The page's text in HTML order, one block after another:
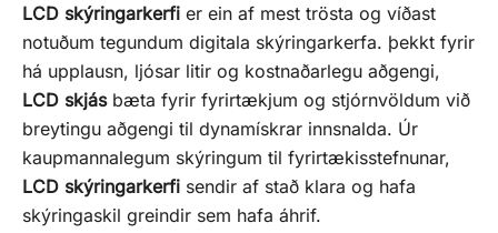
LCD skýringarkerfi er ein af mest trösta og víðast
notuðum tegundum digitala skýringarkerfa. þekkt fyrir
há upplausn, ljósar litir og kostnaðarlegu aðgengi,
LCD skjásbæta fyrir fyrirtækjum og stjórnvöldum við
breytingu aðgengi til dynamískrar innsnalda. Úr
kaupmannalegum skýringum til fyrirtækisstefnunar,
LCD skýringarkerfi sendir af stað klara og hafa
skýringaskil greindir sem hafa áhrif.